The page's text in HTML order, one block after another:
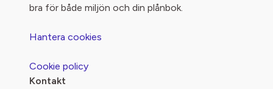
bra för både miljön och din plånbok.
Hantera cookies
Cookie policy
Kontakt